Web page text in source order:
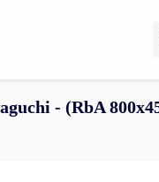
- (RbA